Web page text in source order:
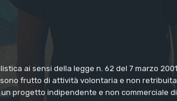
ai sensi della legge n. 62 del 7 marzo
frutto di attività volontaria e non
progetto indipendente e non commerciale